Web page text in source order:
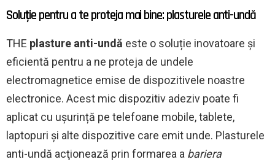
Soluție pentru a te proteja mai bine: plasturele anti-undă
THE plasture anti-undă este o soluție inovatoare și
eficientă pentru a ne proteja de undele
electromagnetice emise de dispozitivele noastre
electronice. Acest mic dispozitiv adeziv poate fi
aplicat cu ușurință pe telefoane mobile, tablete,
laptopuri și alte dispozitive care emit unde. Plasturele
anti-undă acţionează prin formarea a bariera